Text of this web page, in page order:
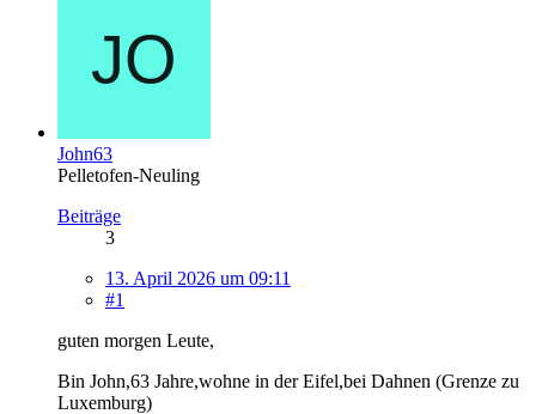
John63
Pelletofen-Neuling
Beiträge
3
13. April 2026 um 09:11
#1
guten morgen Leute,
Bin John,63 Jahre,wohne in der Eifel,bei Dahnen (Grenze zu
Luxemburg)